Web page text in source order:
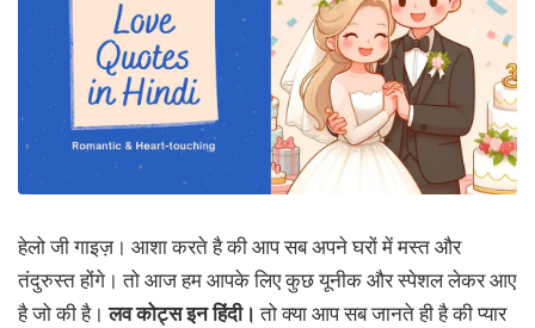
हेलो जी गाइज़। आशा करते है की आप सब अपने घरों में मस्त और
तंदुरुस्त होंगे। तो आज हम आपके लिए कुछ यूनीक और स्पेशल लेकर आए
है जो की है।लव कोट्स इन हिंदी।तो क्या आप सब जानते ही है की प्यार